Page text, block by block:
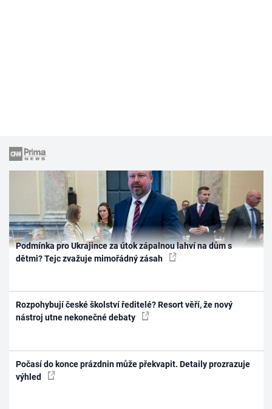
Podmínka pro Ukrajince za útok zápalnou lahví na dům s
dětmi? Tejc zvažuje mimořádný zásah
Rozpohybují české školství ředitelé? Resort věří, že nový
nástroj utne nekonečné debaty
Počasí do konce prázdnin může překvapit. Detaily prozrazuje
výhled